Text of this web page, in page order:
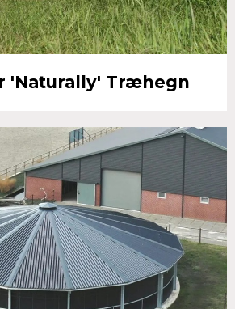
'Naturally' Træhegn